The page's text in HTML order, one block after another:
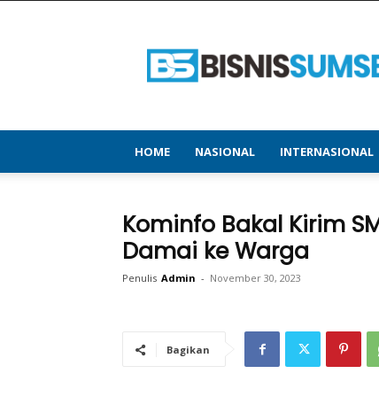
–
Menyajikan
&
Terupdate
HOME NASIONAL INTERNASIONAL
Kominfo Bakal Kirim
Damai ke Warga
Penulis Admin - November 30, 2023
Bagikan